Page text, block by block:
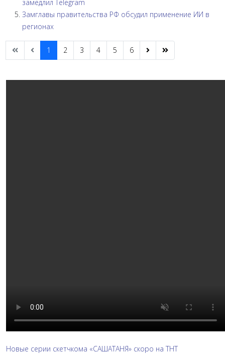
замедлил Telegram
Замглавы правительства РФ обсудил применение ИИ в
регионах
1 2 3 4 5 6
Новые серии скетчкома «САШАТАНЯ» скоро на ТНТ